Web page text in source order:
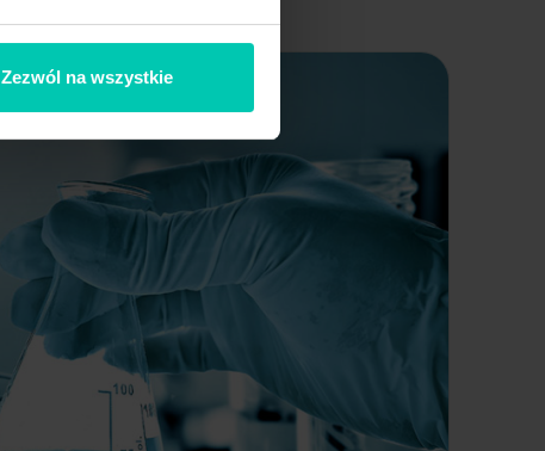
Zezwól na wszystkie